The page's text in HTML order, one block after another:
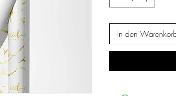
In den